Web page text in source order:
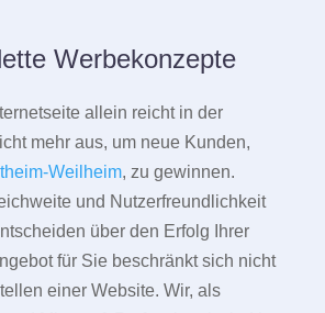
Werbekonzepte
allein reicht in der
mehr aus, um neue Kunden,
Weilheim, zu gewinnen.
und Nutzerfreundlichkeit
über den Erfolg Ihrer
für Sie beschränkt sich nicht
einer Website. Wir, als